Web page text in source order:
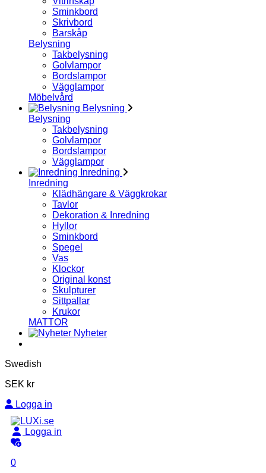
Sminkbord
Skrivbord
Barskåp
Belysning
Takbelysning
Golvlampor
Bordslampor
Vägglampor
Möbelvård
Belysning
Belysning
Takbelysning
Golvlampor
Bordslampor
Vägglampor
Inredning
Inredning
Klädhängare & Väggkrokar
Tavlor
Dekoration & Inredning
Hyllor
Sminkbord
Spegel
Vas
Klockor
Original konst
Skulpturer
Sittpallar
Krukor
MATTOR
Nyheter
Swedish
SEK kr
Logga in
Logga in
0